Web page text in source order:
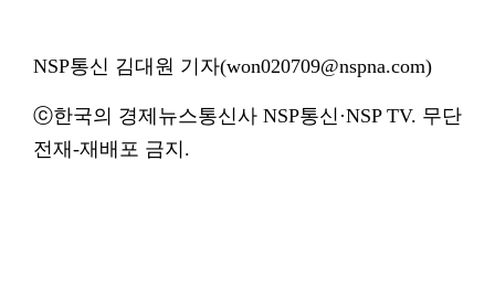
NSP통신 김대원 기자(won020709@nspna.com)
ⓒ한국의 경제뉴스통신사 NSP통신·NSP TV. 무단
전재-재배포 금지.